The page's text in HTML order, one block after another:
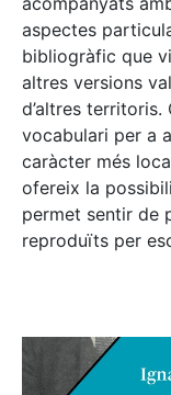
aspectes
bibliogràfic que
altres versions
d’altres territoris.
vocabulari per a
caràcter més
ofereix la
permet sentir de
reproduïts per